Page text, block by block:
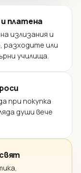
платена
излизания и
разходите или
училища.
при покупка
души вече